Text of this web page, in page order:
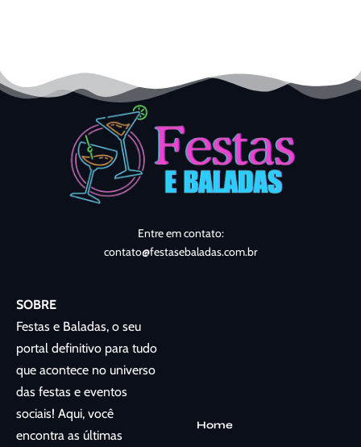
Entre em contato:
contato@festasebaladas.com.br
SOBRE
Festas e Baladas, o seu
portal definitivo para tudo
que acontece no universo
das festas e eventos
sociais! Aqui, você
encontra as últimas
Home